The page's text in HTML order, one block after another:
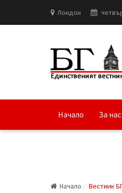
Лондон
Начало За нас
Начало Вестник